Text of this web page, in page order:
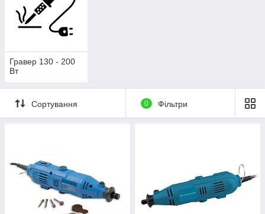
Гравер 130 - 200
Вт
Сортування 0 Фільтри